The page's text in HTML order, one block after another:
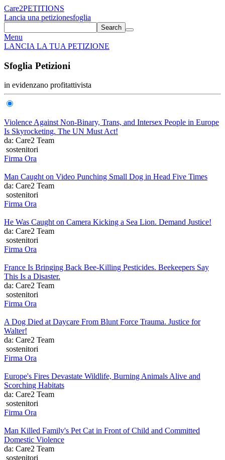
Care2PETITIONS
Lancia una petizionesfoglia
Search
Menu
LANCIA LA TUA PETIZIONE
Sfoglia Petizioni
in evidenzano profitattivista
Violence Against Non-Binary, Trans, and Intersex People in Europe
Is Skyrocketing. The UN Must Act!
da: Care2 Team
sostenitori
Firma Ora
Man Caught on Video Punching Small Dog in Head Five Times
da: Care2 Team
sostenitori
Firma Ora
He Was Caught on Camera Kicking a Sea Lion. Demand Justice!
da: Care2 Team
sostenitori
Firma Ora
France Is Bringing Back Bee-Killing Pesticides. Beekeepers Say
This Is a Disaster.
da: Care2 Team
sostenitori
Firma Ora
A Dog Died at Daycare From Blunt Force Trauma. Justice for
Walter!
da: Care2 Team
sostenitori
Firma Ora
Europe's Fires Devastate Wildlife, Burning Animals Alive and
Scorching Habitats
da: Care2 Team
sostenitori
Firma Ora
Man Killed Family's Pet Cat in Front of Child and Committed
Domestic Violence
da: Care2 Team
sostenitori